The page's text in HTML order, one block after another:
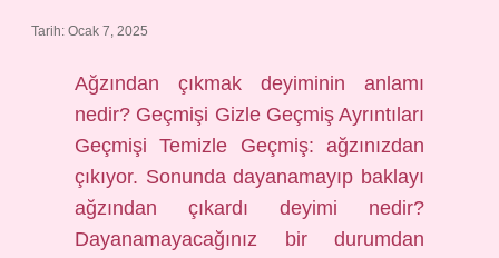
Tarih: Ocak 7, 2025
Ağzından çıkmak deyiminin anlamı
nedir? Geçmişi Gizle Geçmiş Ayrıntıları
Geçmişi Temizle Geçmiş: ağzınızdan
çıkıyor. Sonunda dayanamayıp baklayı
ağzından çıkardı deyimi nedir?
Dayanamayacağınız bir durumdan